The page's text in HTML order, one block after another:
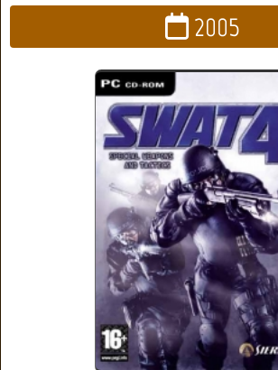
2005